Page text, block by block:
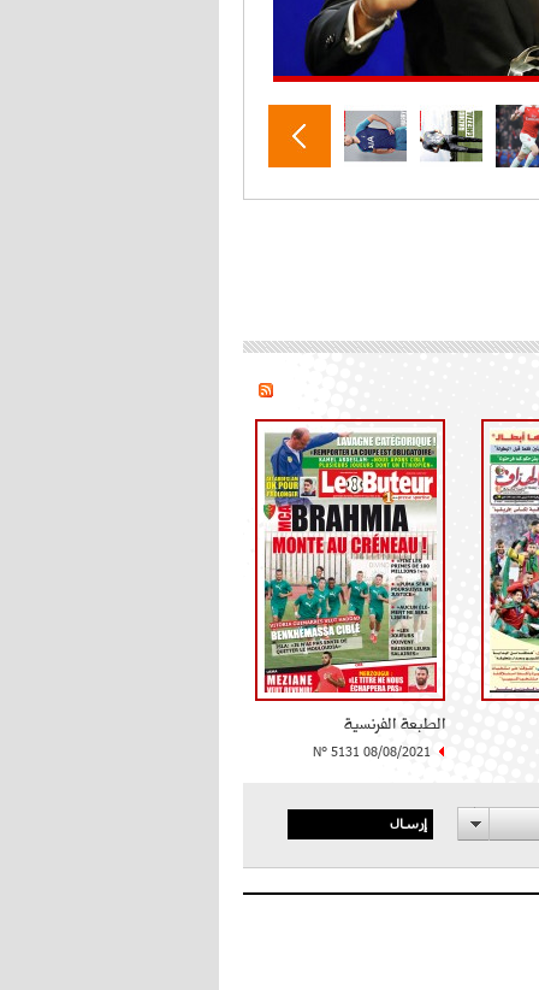
الطبعة الفرنسية
N° 5131 08/08/2021
إرسال